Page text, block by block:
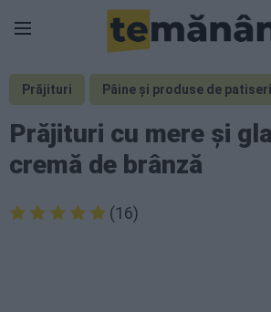
Prăjituri Pâine și produse de
Prăjituri cu mere și
cremă de brânză
(16)